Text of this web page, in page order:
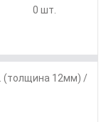
0 шт.
(толщина 12мм) /